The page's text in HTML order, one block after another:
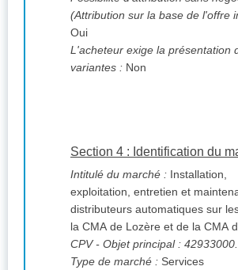
(Attribution sur la
Oui
L'acheteur exige la présentation
variantes : Non
Section 4 : Identification du
Intitulé du marché : Installation,
exploitation, entretien et
distributeurs automatiques sur
la CMA de Lozère et de la CMA
CPV- Objet principal : 42933000.
Type de marché : Services